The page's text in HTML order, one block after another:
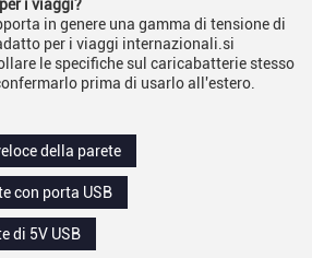
i viaggi?
in genere una gamma di tensione di
per i viaggi internazionali.si
le specifiche sul caricabatterie stesso
prima di usarlo all'estero.
della parete
con porta USB
di 5V USB